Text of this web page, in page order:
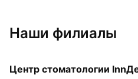
Наши филиалы
Центр стоматологии